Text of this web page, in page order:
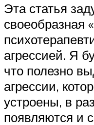
Эта статья
своеобразная
агрессией. Я
что полезно
агрессии,
устроены, в
появляются и